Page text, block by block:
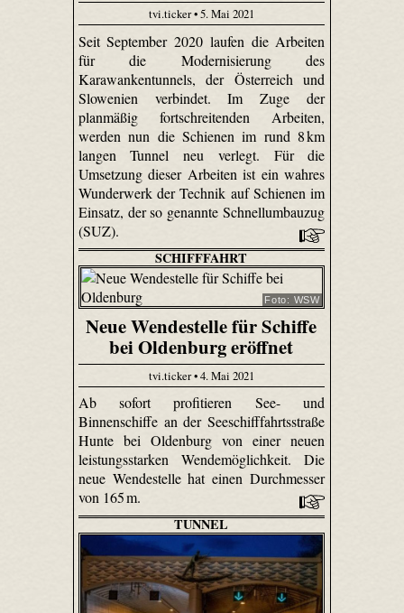
tvi.ticker • 5. Mai 2021
Seit September 2020 laufen die Arbeiten
für die Modernisierung des
Karawankentunnels, der Österreich und
Slowenien verbindet. Im Zuge der
planmäßig fortschreitenden Arbeiten,
werden nun die Schienen im rund 8 km
langen Tunnel neu verlegt. Für die
Umsetzung dieser Arbeiten ist ein wahres
Wunderwerk der Technik auf Schienen im
Einsatz, der so genannte Schnellumbauzug
(SUZ).
SCHIFFFAHRT
Foto: WSW
Neue Wendestelle für Schiffe
bei Oldenburg eröffnet
tvi.ticker • 4. Mai 2021
Ab sofort profitieren See- und
Binnenschiffe an der Seeschifffahrtsstraße
Hunte bei Oldenburg von einer neuen
leistungsstarken Wendemöglichkeit. Die
neue Wendestelle hat einen Durchmesser
von 165 m.
TUNNEL